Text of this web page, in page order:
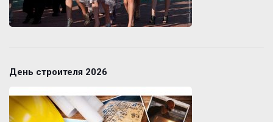
День строителя 2026